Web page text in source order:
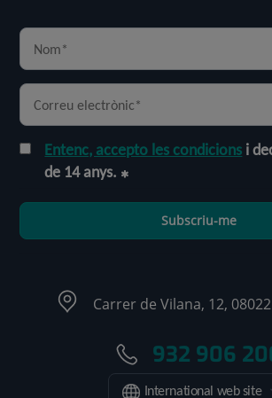
Entenc, accepto les condicions i
de 14 anys.
Subscriu-me
Carrer de Vilana, 12,
932 906
International web site